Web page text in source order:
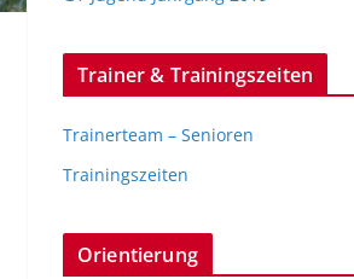
Trainer & Trainingszeiten
Trainerteam – Senioren
Trainingszeiten
Orientierung